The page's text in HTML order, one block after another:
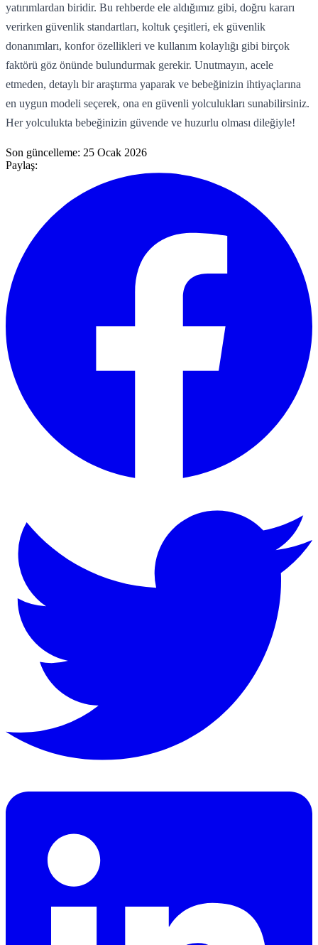
yatırımlardan biridir. Bu rehberde ele aldığımız gibi, doğru kararı
verirken güvenlik standartları, koltuk çeşitleri, ek güvenlik
donanımları, konfor özellikleri ve kullanım kolaylığı gibi birçok
faktörü göz önünde bulundurmak gerekir. Unutmayın, acele
etmeden, detaylı bir araştırma yaparak ve bebeğinizin ihtiyaçlarına
en uygun modeli seçerek, ona en güvenli yolculukları sunabilirsiniz.
Her yolculukta bebeğinizin güvende ve huzurlu olması dileğiyle!
Son güncelleme: 25 Ocak 2026
Paylaş: